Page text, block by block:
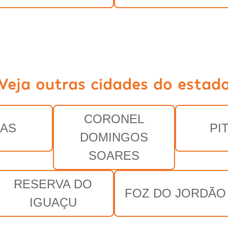
outras cidades do
CORONEL
DOMINGOS
SOARES
RESERVA DO
IGUAÇU
FOZ DO JORDÃO